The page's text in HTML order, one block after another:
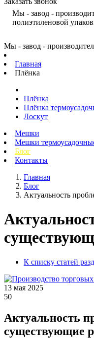
Мы - завод -
полиэтиленовой
Мы - завод -
Главная
Плёнка
Плёнка
Плёнка
Лоскут
Мешки
Мешки
Блог
Контакты
Главная
Блог
Актуальность
К списку статей
13 мая 2025
50
Актуальность
существующие